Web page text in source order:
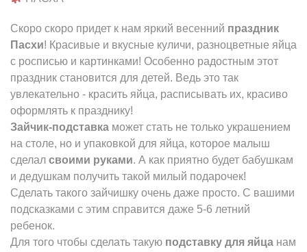
Скоро скоро придет к нам яркий весенний праздник
Пасхи! Красивые и вкусные куличи, разноцветные яйца
с росписью и картинками! Особенно радостным этот
праздник становится для детей. Ведь это так
увлекательно - красить яйца, расписывать их, красиво
оформлять к празднику!
Зайчик-подставка может стать не только украшением
на столе, но и упаковкой для яйца, которое малыш
сделал своими руками. А как приятно будет бабушкам
и дедушкам получить такой милый подарочек!
Сделать такого зайчишку очень даже просто. С вашими
подсказками с этим справится даже 5-6 летний
ребенок.
Для того чтобы сделать такую подставку для яйца нам